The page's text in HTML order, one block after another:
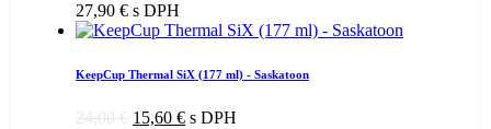
27,90 € s DPH
KeepCup Thermal SiX (177 ml) - Saskatoon
15,60 € s DPH